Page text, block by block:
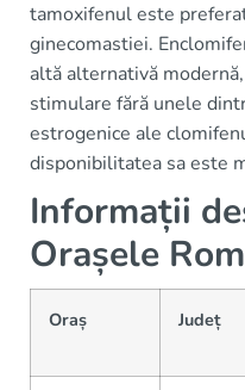
tamoxifenul este
ginecomastiei.
altă alternativă
stimulare fără unele
estrogenice ale
disponibilitatea sa este
Informații
Orașele
Oraș Județ